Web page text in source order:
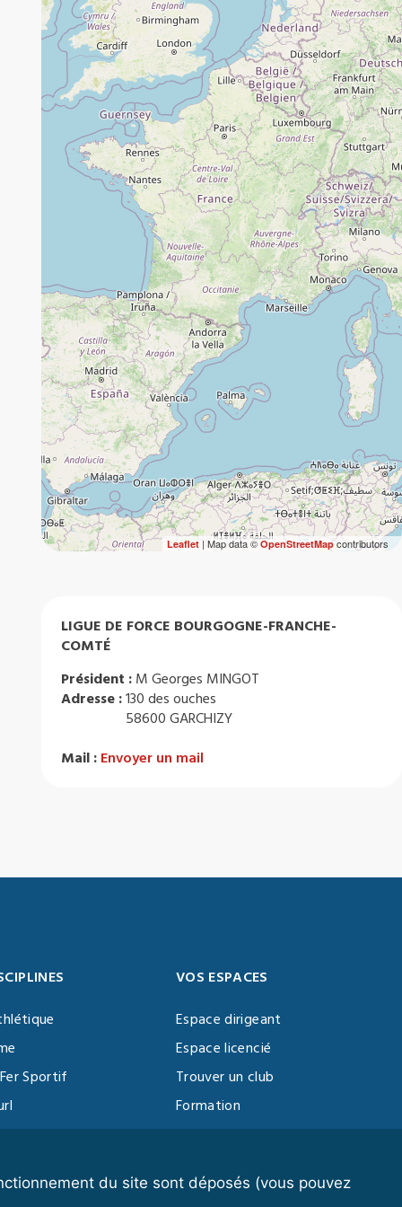
du site sont déposés (vous pouvez
Leaflet| Map data ©OpenStreetMapcontributors
LIGUE DE FORCE BOURGOGNE-FRANCHE-
COMTÉ
Président : M Georges MINGOT
Adresse :130 des ouches
58600 GARCHIZY
Mail : Envoyer un mail
Sportif
Training
VOS ESPACES
Espace dirigeant
Espace licencié
Trouver un club
Formation